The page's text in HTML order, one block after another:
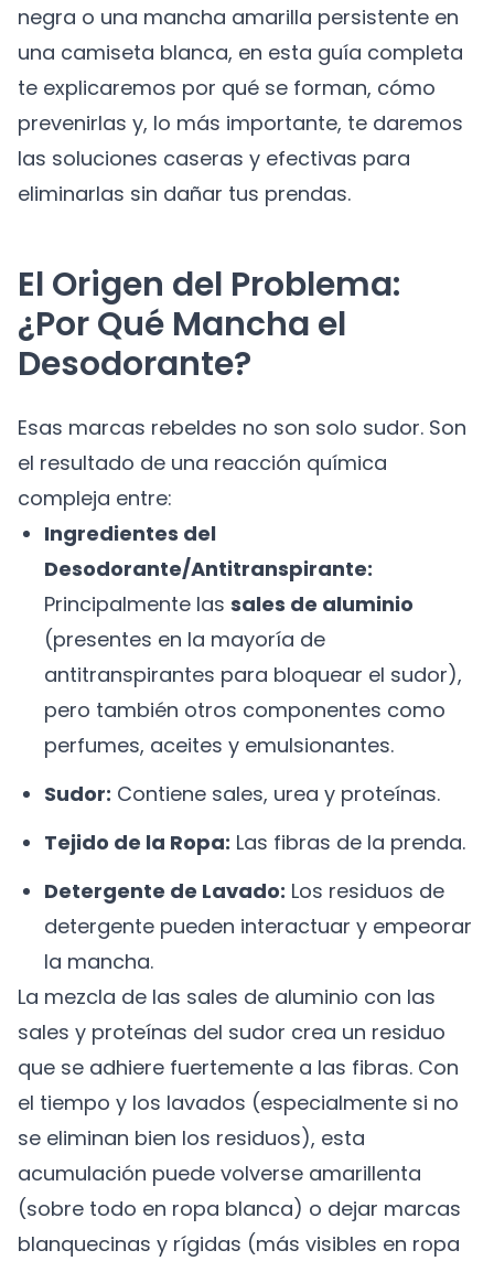
negra o una mancha amarilla persistente en
una camiseta blanca, en esta guía completa
te explicaremos por qué se forman, cómo
prevenirlas y, lo más importante, te daremos
las soluciones caseras y efectivas para
eliminarlas sin dañar tus prendas.
El Origen del Problema:
¿Por Qué Mancha el
Desodorante?
Esas marcas rebeldes no son solo sudor. Son
el resultado de una reacción química
compleja entre:
Ingredientes del
Desodorante/Antitranspirante:
Principalmente las sales de aluminio
(presentes en la mayoría de
antitranspirantes para bloquear el sudor),
pero también otros componentes como
perfumes, aceites y emulsionantes.
Sudor: Contiene sales, urea y proteínas.
Tejido de la Ropa: Las fibras de la prenda.
Detergente de Lavado: Los residuos de
detergente pueden interactuar y empeorar
la mancha.
La mezcla de las sales de aluminio con las
sales y proteínas del sudor crea un residuo
que se adhiere fuertemente a las fibras. Con
el tiempo y los lavados (especialmente si no
se eliminan bien los residuos), esta
acumulación puede volverse amarillenta
(sobre todo en ropa blanca) o dejar marcas
blanquecinas y rígidas (más visibles en ropa